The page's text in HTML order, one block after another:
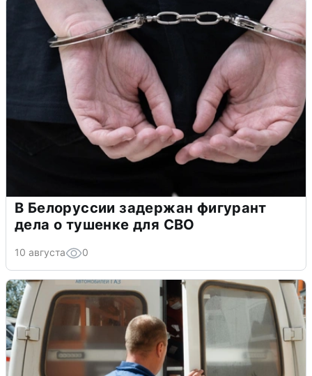
В Белоруссии задержан фигурант
дела о тушенке для СВО
10 августа 0